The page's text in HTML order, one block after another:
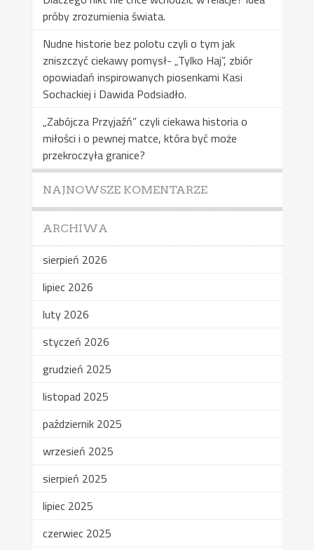
próby zrozumienia świata.
Nudne historie bez polotu czyli o tym jak
zniszczyć ciekawy pomysł- „Tylko Haj”, zbiór
opowiadań inspirowanych piosenkami Kasi
Sochackiej i Dawida Podsiadło.
„Zabójcza Przyjaźń” czyli ciekawa historia o
miłości i o pewnej matce, która być może
przekroczyła granice?
NAJNOWSZE KOMENTARZE
ARCHIWA
sierpień 2026
lipiec 2026
luty 2026
styczeń 2026
grudzień 2025
listopad 2025
październik 2025
wrzesień 2025
sierpień 2025
lipiec 2025
czerwiec 2025